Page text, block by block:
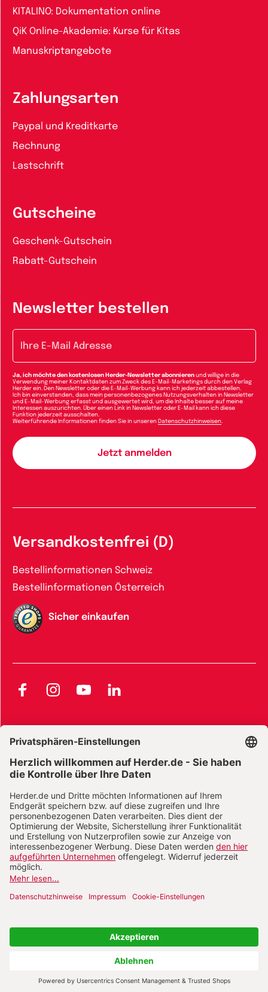
KITALINO: Dokumentation online
QiK Online-Akademie: Kurse für Kitas
Manuskriptangebote
Zahlungsarten
Paypal und Kreditkarte
Rechnung
Lastschrift
Gutscheine
Geschenk-Gutschein
Rabatt-Gutschein
Newsletter bestellen
Ja, ich möchte den kostenlosen Herder-Newsletter abonnieren und willige in die
Verwendung meiner Kontaktdaten zum Zweck des E-Mail-Marketings durch den Verlag
Herder ein. Den Newsletter oder die E-Mail-Werbung kann ich jederzeit abbestellen.
Ich bin einverstanden, dass mein personenbezogenes Nutzungsverhalten in Newsletter
und E-Mail-Werbung erfasst und ausgewertet wird, um die Inhalte besser auf meine
Interessen auszurichten. Über einen Link in Newsletter oder E-Mail kann ich diese
Funktion jederzeit ausschalten.
Weiterführende Informationen finden Sie in unseren Datenschutzhinweisen.
Versandkostenfrei (D)
Bestellinformationen Schweiz
Bestellinformationen Österreich
Sicher einkaufen
FacebookInstagramYouTubeLinkedIn
Widerrufsbelehrung E-Books
Widerrufsbelehrung Zeitschriften Datenschutz
Datenschutz Social Media Barrierefreiheit
Vertrag widerrufen